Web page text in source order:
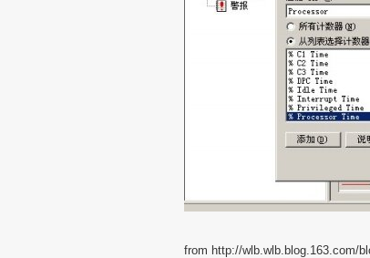
from http://wlb.wlb.blog.163.com/